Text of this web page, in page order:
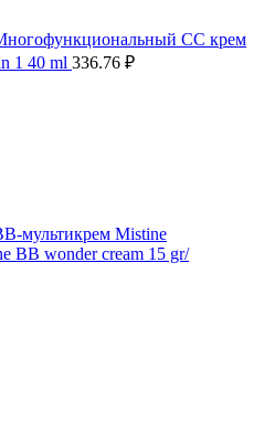
СС крем
1 40 ml 336.76 ₽
мультикрем Mistine
BB wonder cream 15 gr/